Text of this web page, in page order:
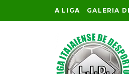
A LIGA GALERIA